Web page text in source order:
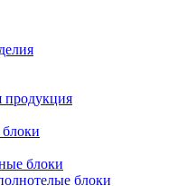
продукция
блоки
блоки